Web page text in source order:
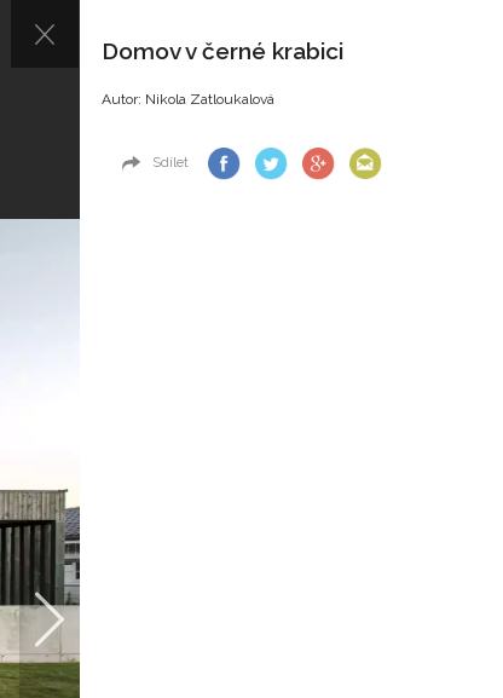
Domov v černé krabici
Autor: Nikola Zatloukalová
Sdílet